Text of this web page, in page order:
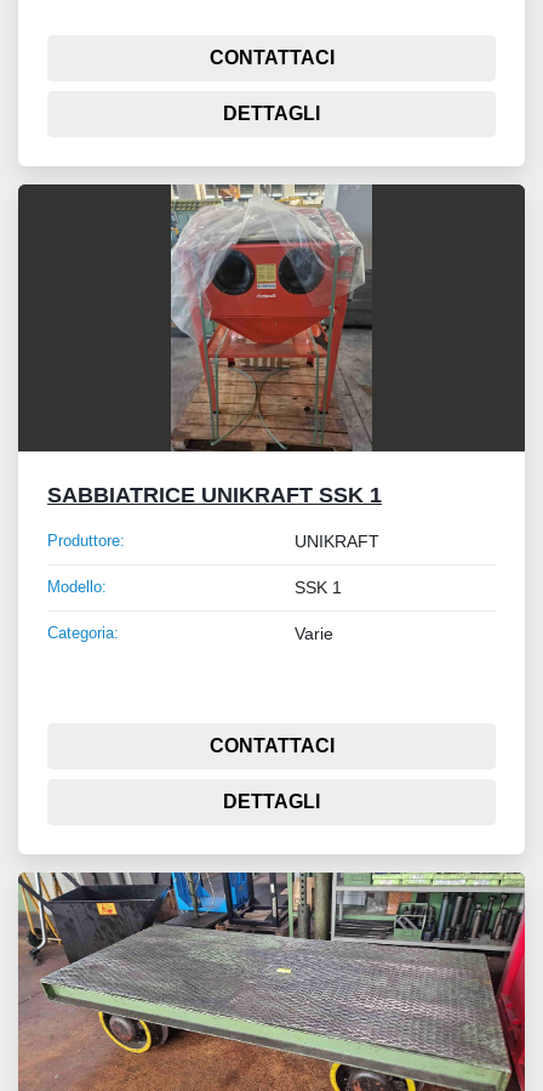
CONTATTACI
DETTAGLI
SABBIATRICE UNIKRAFT SSK 1
Produttore: UNIKRAFT
Modello: SSK 1
Categoria: Varie
CONTATTACI
DETTAGLI